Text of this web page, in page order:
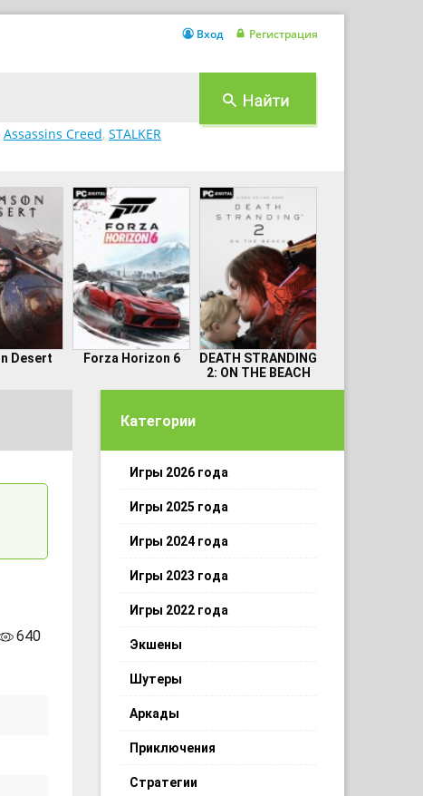
Assassins Creed, STALKER
Вход Регистрация
Desert Forza Horizon 6
DEATH STRANDING
2: ON THE BEACH
640
Категории
Игры 2026 года
Игры 2025 года
Игры 2024 года
Игры 2023 года
Игры 2022 года
Экшены
Шутеры
Аркады
Приключения
Стратегии